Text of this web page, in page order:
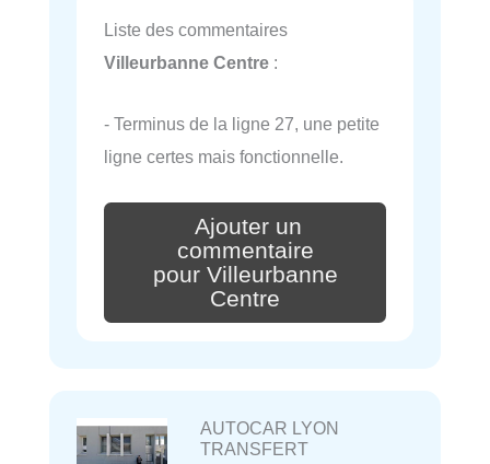
Liste des commentaires
Villeurbanne Centre :
- Terminus de la ligne 27, une petite
ligne certes mais fonctionnelle.
Ajouter un
commentaire
pour Villeurbanne
Centre
AUTOCAR LYON
TRANSFERT